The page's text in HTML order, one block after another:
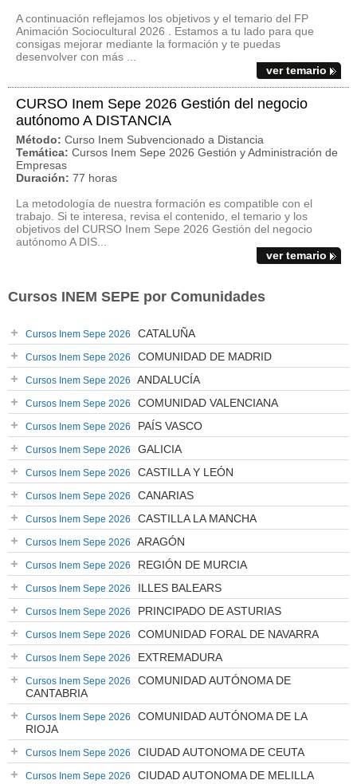
A continuación reflejamos los objetivos y el temario del FP
Animación Sociocultural 2026 . Estamos a tu lado para que
consigas mejorar mediante la formación y te puedas
desenvolver con más ...
ver temario
CURSO Inem Sepe 2026 Gestión del negocio
autónomo A DISTANCIA
Método: Curso Inem Subvencionado a Distancia
Temática: Cursos Inem Sepe 2026 Gestión y Administración de
Empresas
Duración: 77 horas
La metodología de nuestra formación es compatible con el
trabajo. Si te interesa, revisa el contenido, el temario y los
objetivos del CURSO Inem Sepe 2026 Gestión del negocio
autónomo A DIS...
ver temario
Cursos INEM SEPE por Comunidades
Cursos Inem Sepe 2026 CATALUÑA
Cursos Inem Sepe 2026 COMUNIDAD DE MADRID
Cursos Inem Sepe 2026 ANDALUCÍA
Cursos Inem Sepe 2026 COMUNIDAD VALENCIANA
Cursos Inem Sepe 2026 PAÍS VASCO
Cursos Inem Sepe 2026 GALICIA
Cursos Inem Sepe 2026 CASTILLA Y LEÓN
Cursos Inem Sepe 2026 CANARIAS
Cursos Inem Sepe 2026 CASTILLA LA MANCHA
Cursos Inem Sepe 2026 ARAGÓN
Cursos Inem Sepe 2026 REGIÓN DE MURCIA
Cursos Inem Sepe 2026 ILLES BALEARS
Cursos Inem Sepe 2026 PRINCIPADO DE ASTURIAS
Cursos Inem Sepe 2026 COMUNIDAD FORAL DE NAVARRA
Cursos Inem Sepe 2026 EXTREMADURA
Cursos Inem Sepe 2026
COMUNIDAD AUTÓNOMA DE
CANTABRIA
Cursos Inem Sepe 2026
COMUNIDAD AUTÓNOMA DE LA
RIOJA
Cursos Inem Sepe 2026 CIUDAD AUTONOMA DE CEUTA
Cursos Inem Sepe 2026 CIUDAD AUTONOMA DE MELILLA